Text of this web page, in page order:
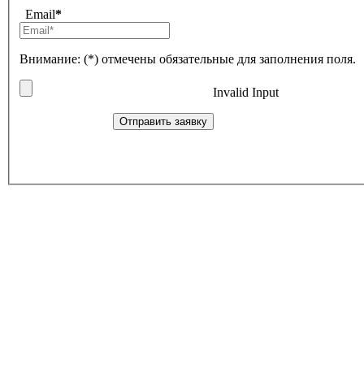
Email*
Внимание: (*) отмечены обязательные для заполнения поля.
Invalid Input